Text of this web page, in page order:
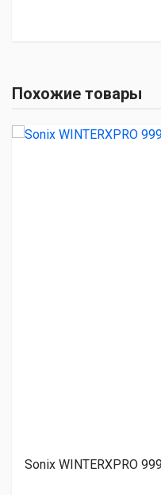
Ikon Tyres
Похожие товары
Sonix WINTERXPRO